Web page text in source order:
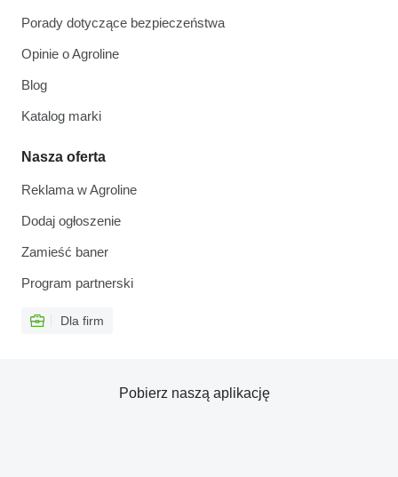
Porady dotyczące bezpieczeństwa
Opinie o Agroline
Blog
Katalog marki
Nasza oferta
Reklama w Agroline
Dodaj ogłoszenie
Zamieść baner
Program partnerski
Dla firm
Pobierz naszą aplikację